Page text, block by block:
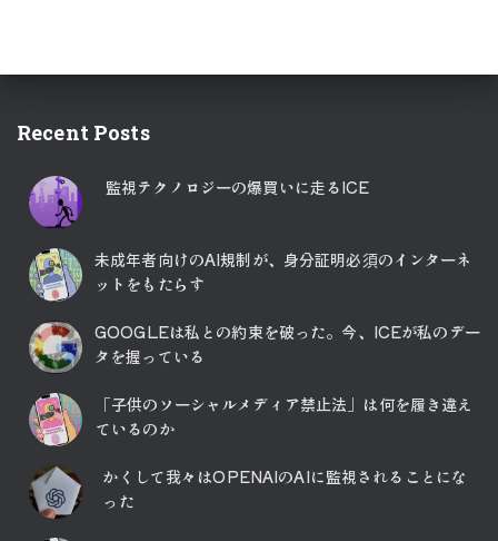
Recent Posts
監視テクノロジーの爆買いに走るICE
未成年者向けのAI規制が、身分証明必須のインターネ
ットをもたらす
GOOGLEは私との約束を破った。今、ICEが私のデー
タを握っている
「子供のソーシャルメディア禁止法」は何を履き違え
ているのか
かくして我々はOPENAIのAIに監視されることにな
った